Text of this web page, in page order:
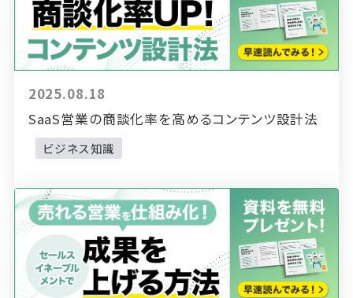
2025.08.18
SaaS営業の商談化率を高めるコンテンツ設計法
ビジネス知識